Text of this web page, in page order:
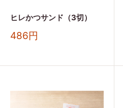
ヒレかつサンド（3切）
販
格
486円